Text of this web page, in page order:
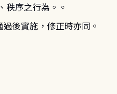
秩序之行為。。
後實施，修正時亦同。